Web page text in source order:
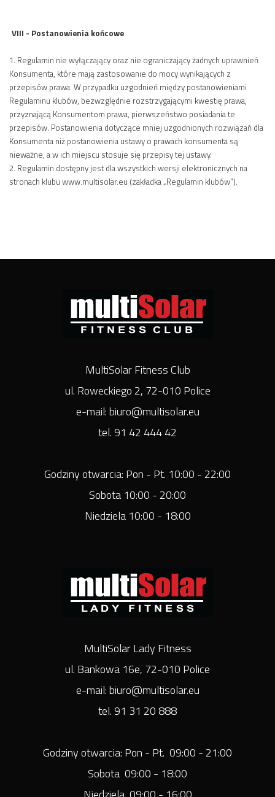
VIII - Postanowienia końcowe
1. Regulamin nie wyłączający oraz nie ograniczający żadnych uprawnień
Konsumenta, które mają zastosowanie do mocy wynikających z
przepisów prawa. W przypadku uzgodnień między postanowieniami
Regulaminu klubów, bezwzględnie rozstrzygającymi kwestię prawa,
przyznającą Konsumentom prawa, pierwszeństwo posiadania te
przepisów. Postanowienia dotyczące mniej uzgodnionych rozwiązań dla
Konsumenta niż postanowienia ustawy o prawach konsumenta są
nieważne, a w ich miejscu stosuje się przepisy tej ustawy.
2. Regulamin dostępny jest dla wszystkich wersji elektronicznych na
stronach klubu www.multisolar.eu (zakładka „Regulamin klubów”).
MultiSolar Fitness Club
ul. Roweckiego 2, 72-010 Police
e-mail: biuro@multisolar.eu
tel. 91 42 444 42
Godziny otwarcia: Pon - Pt. 10:00 - 22:00
Sobota 10:00 - 20:00
Niedziela 10:00 - 18:00
MultiSolar Lady Fitness
ul. Bankowa 16e, 72-010 Police
e-mail: biuro@multisolar.eu
tel. 91 31 20 888
Godziny otwarcia: Pon - Pt. 09:00 - 21:00
Sobota 09:00 - 18:00